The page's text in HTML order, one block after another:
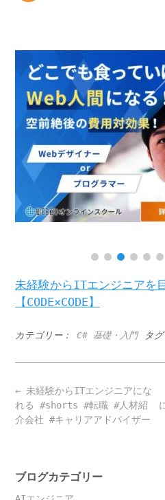
未経験からITエンジニアを
【CODE×CODE】
カテゴリー： C# 基礎・入門 タ
Post
navigation
← 未経験からITエンジニアにな
れる #shorts #転職 #人材紹
介会社 #キャリアアドバイザー
ブログカテゴリー